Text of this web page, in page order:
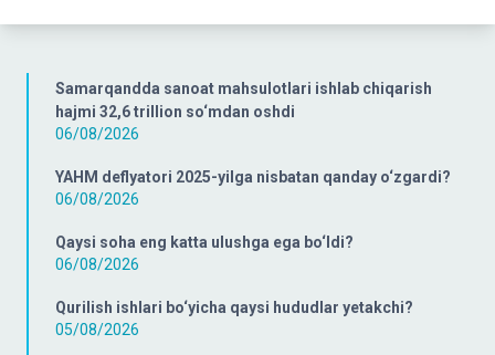
Samarqandda sanoat mahsulotlari ishlab chiqarish
hajmi 32,6 trillion so‘mdan oshdi
06/08/2026
YAHM deflyatori 2025-yilga nisbatan qanday o‘zgardi?
06/08/2026
Qaysi soha eng katta ulushga ega bo‘ldi?
06/08/2026
Qurilish ishlari bo‘yicha qaysi hududlar yetakchi?
05/08/2026